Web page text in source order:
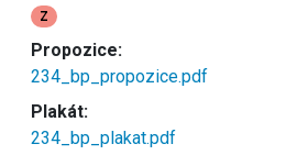
Z
Propozice:
234_bp_propozice.pdf
Plakát:
234_bp_plakat.pdf